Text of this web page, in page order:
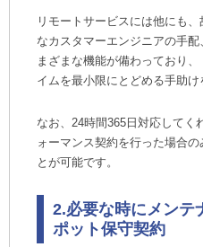
リモートサービスには他にも
なカスタマーエンジニアの手
まざまな機能が備わっており
イムを最小限にとどめる手助け
なお、24時間365日対応してく
ォーマンス契約を行った場合
とが可能です。
2.必要な時にメンテ
ポット保守契約